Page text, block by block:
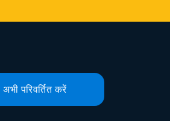
अभी परिवर्तित करें